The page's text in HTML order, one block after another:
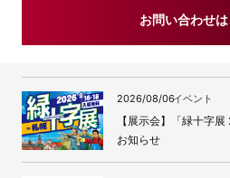
お問い合わせ
2026/08/06イベント
【展示会】「緑十字
お知らせ